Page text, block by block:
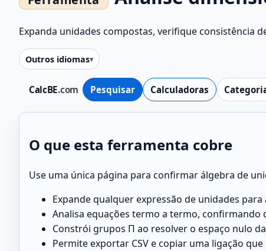
CalcBE.com Pesquisar Calculadoras
Expanda unidades compostas, verifique consistência
Outros idiomas
O que esta ferramenta cobre
Use uma única página para confirmar álgebra de
Expande qualquer expressão de unidades para
Analisa equações termo a termo, confirmando
Constrói grupos Π ao resolver o espaço nulo
Permite exportar CSV e copiar uma ligação